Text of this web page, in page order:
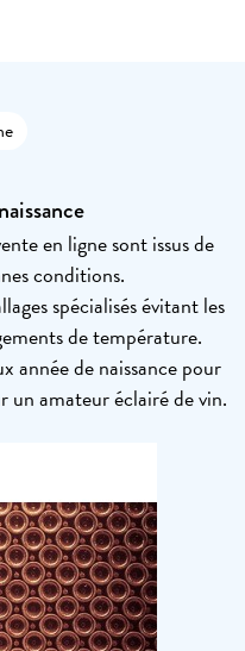
en ligne sont issus de
conditions.
spécialisés évitant les
de température.
année de naissance pour
un amateur éclairé de vin.